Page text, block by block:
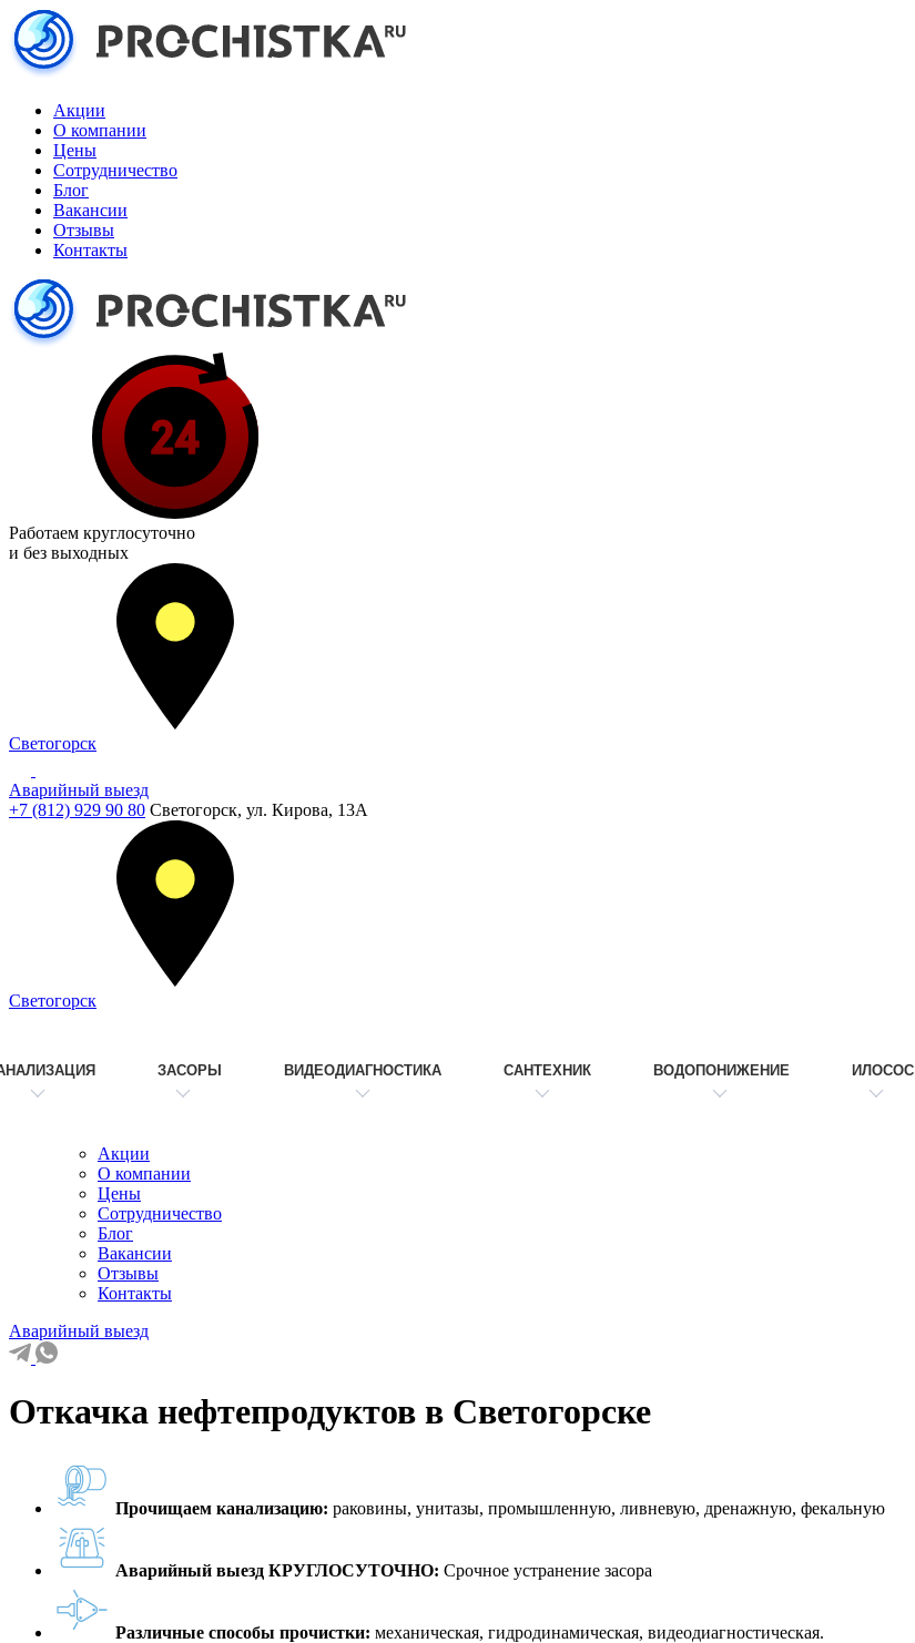
Акции
О компании
Цены
Сотрудничество
Блог
Вакансии
Отзывы
Контакты
Работаем круглосуточно
и без выходных
Светогорск
Аварийный выезд
+7 (812) 929 90 80 Светогорск, ул. Кирова, 13А
Светогорск
ЗАСОРЫ ВИДЕОДИАГНОСТИКА САНТЕХНИК ВОДОПОНИЖЕНИЕ ИЛОСОС
Акции
О компании
Цены
Сотрудничество
Блог
Вакансии
Отзывы
Контакты
Аварийный выезд
Откачка нефтепродуктов в Светогорске
Прочищаем канализацию: раковины, унитазы, промышленную, ливневую, дренажную, фекальную
Аварийный выезд КРУГЛОСУТОЧНО: Срочное устранение засора
Различные способы прочистки: механическая, гидродинамическая, видеодиагностическая.